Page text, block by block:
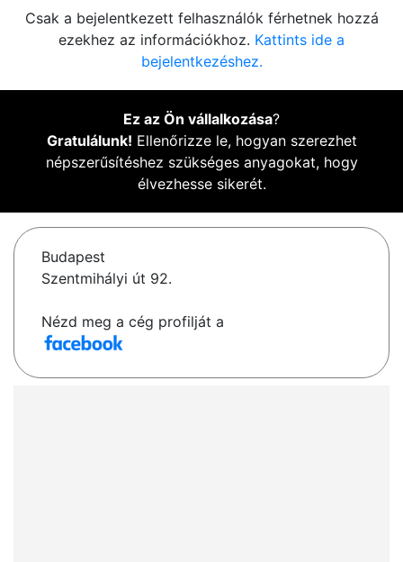
Csak a bejelentkezett felhasználók férhetnek hozzá
ezekhez az információkhoz. Kattints ide a
bejelentkezéshez.
Ez az Ön vállalkozása?
Gratulálunk! Ellenőrizze le, hogyan szerezhet
népszerűsítéshez szükséges anyagokat, hogy
élvezhesse sikerét.
Budapest
Szentmihályi út 92.
Nézd meg a cég profilját a